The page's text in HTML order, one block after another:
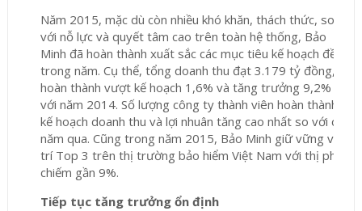
Năm 2015, mặc dù còn nhiều khó khăn, thách thức, song
với nỗ lực và quyết tâm cao trên toàn hệ thống, Bảo
Minh đã hoàn thành xuất sắc các mục tiêu kế hoạch đề ra
trong năm. Cụ thể, tổng doanh thu đạt 3.179 tỷ đồng,
hoàn thành vượt kế hoạch 1,6% và tăng trưởng 9,2% so
với năm 2014. Số lượng công ty thành viên hoàn thành
kế hoạch doanh thu và lợi nhuân tăng cao nhất so với các
năm qua. Cũng trong năm 2015, Bảo Minh giữ vững vị
trí Top 3 trên thị trường bảo hiểm Việt Nam với thị phần
chiếm gần 9%.
Tiếp tục tăng trưởng ổn định